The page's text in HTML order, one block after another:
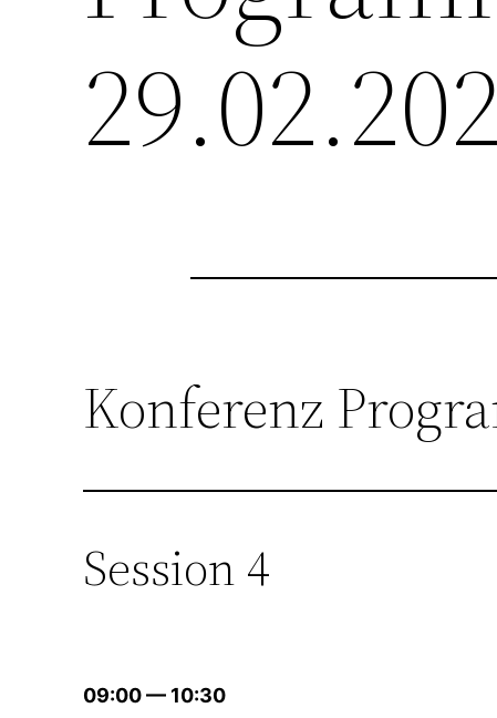
Konferenz
Session 4
09:00 — 10:30